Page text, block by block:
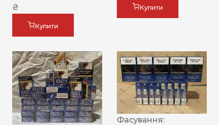
₴
Купити
Купити
Фасування: